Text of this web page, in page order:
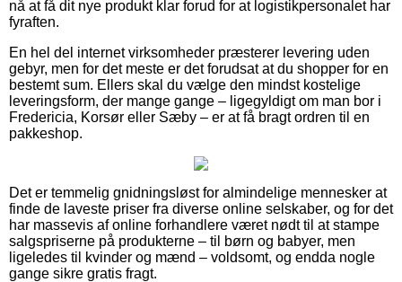
nå at få dit nye produkt klar forud for at logistikpersonalet har
fyraften.
En hel del internet virksomheder præsterer levering uden
gebyr, men for det meste er det forudsat at du shopper for en
bestemt sum. Ellers skal du vælge den mindst kostelige
leveringsform, der mange gange – ligegyldigt om man bor i
Fredericia, Korsør eller Sæby – er at få bragt ordren til en
pakkeshop.
Det er temmelig gnidningsløst for almindelige mennesker at
finde de laveste priser fra diverse online selskaber, og for det
har massevis af online forhandlere været nødt til at stampe
salgspriserne på produkterne – til børn og babyer, men
ligeledes til kvinder og mænd – voldsomt, og endda nogle
gange sikre gratis fragt.